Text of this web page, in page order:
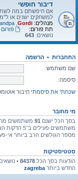
דיבור חופשי
אם חיפשתם במה לשתף
למשחקים ישנים או
מנהלים: Gordi
תת פורום:
נושאים: 643
התחברות • הרשמה
שם משתמש:
סיסמה:
שכחתי את סיסמתי חיבור
מי מחובר
בסך הכל ישנם 91
משתמשים פעילים ב־5 הדקות האחרונות)
מספר הגולשים הרב ביותר אי-
סטטיסטיקות
הודעות בסך הכל 84378
•
החדש ביותר zagreba